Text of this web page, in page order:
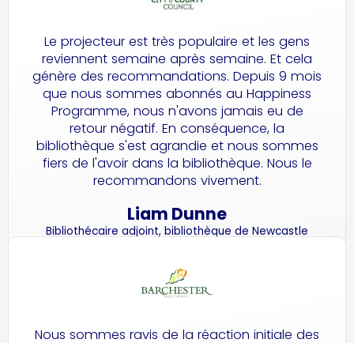
Le projecteur est très populaire et les gens
reviennent semaine après semaine. Et cela
génère des recommandations. Depuis 9 mois
que nous sommes abonnés au Happiness
Programme, nous n'avons jamais eu de
retour négatif. En conséquence, la
bibliothèque s'est agrandie et nous sommes
fiers de l'avoir dans la bibliothèque. Nous le
recommandons vivement.
Liam Dunne
Bibliothécaire adjoint, bibliothèque de Newcastle
Nous sommes ravis de la réaction initiale des